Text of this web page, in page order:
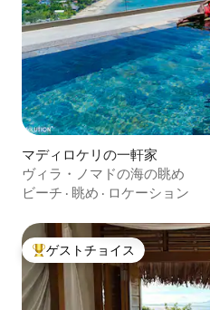
マディロケリの一軒家
ヴィラ・ノマドの海の眺め
ビーチ · 眺め · ロケーション
大好評のゲストチョイスです。
ゲストチョイス